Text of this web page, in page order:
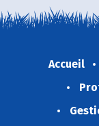
Accueil